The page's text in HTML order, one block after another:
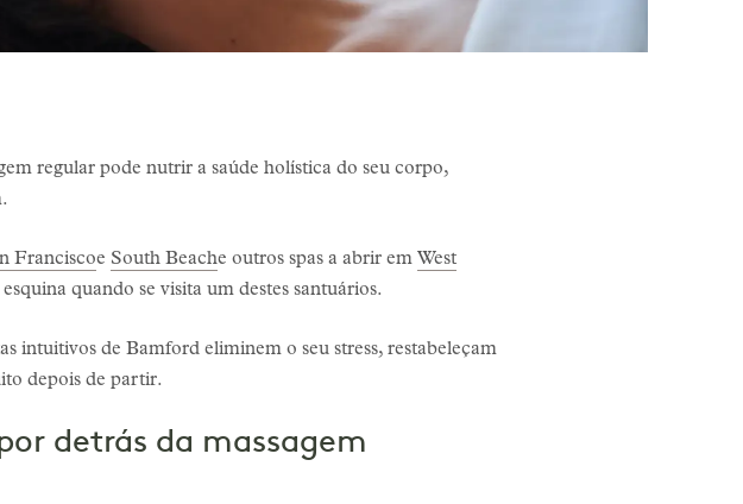
regular pode nutrir a saúde holística do seu corpo,
Franciscoe South Beache outros spas a abrir em West
quando se visita um destes santuários.
intuitivos de Bamford eliminem o seu stress, restabeleçam
depois de partir.
detrás da massagem